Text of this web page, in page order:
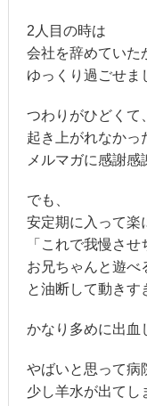
2人目の時は
会社を辞めていた
ゆっくり過ごせま
つわりがひどくて、
起き上がれなかっ
メルマガに感謝感
でも、
安定期に入って楽
「これで我慢させ
お兄ちゃんと遊べ
と油断して動きす
かなり多めに出血
やばいと思って病
少し羊水が出てし